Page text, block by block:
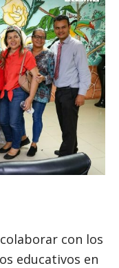
con los
educativos en